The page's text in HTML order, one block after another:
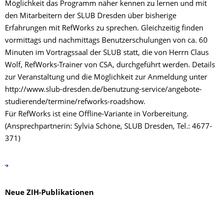
Möglichkeit das Programm näher kennen zu lernen und mit
den Mitarbeitern der SLUB Dresden über bisherige
Erfahrungen mit RefWorks zu sprechen. Gleichzeitig finden
vormittags und nachmittags Benutzerschulungen von ca. 60
Minuten im Vortragssaal der SLUB statt, die von Herrn Claus
Wolf, RefWorks-Trainer von CSA, durchgeführt werden. Details
zur Veranstaltung und die Möglichkeit zur Anmeldung unter
http://www.slub-dresden.de/benutzung-service/angebote-
studierende/termine/refworks-roadshow.
Für RefWorks ist eine Offline-Variante in Vorbereitung.
(Ansprechpartnerin: Sylvia Schöne, SLUB Dresden, Tel.: 4677-
371)
Neue ZIH-Publikationen